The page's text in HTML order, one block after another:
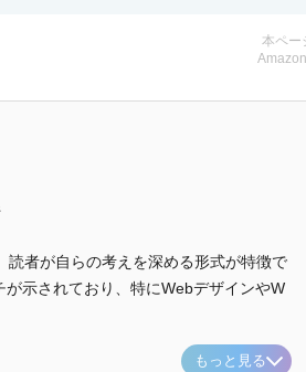
本ペー
者が自らの考えを深める形式が特徴で
示されており、特にWebデザインやW
もっと見る